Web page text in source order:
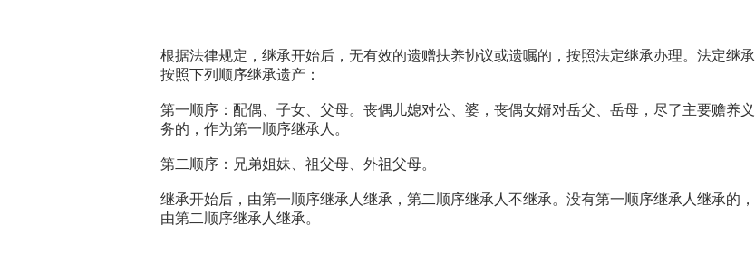
根据法律规定，继承开始后，无有效的遗赠扶养协议或遗嘱的，按照法定继承办理。法定继承
按照下列顺序继承遗产：
第一顺序：配偶、子女、父母。丧偶儿媳对公、婆，丧偶女婿对岳父、岳母，尽了主要赡养义
务的，作为第一顺序继承人。
第二顺序：兄弟姐妹、祖父母、外祖父母。
继承开始后，由第一顺序继承人继承，第二顺序继承人不继承。没有第一顺序继承人继承的，
由第二顺序继承人继承。